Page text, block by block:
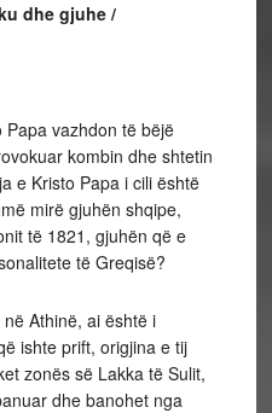
dhe gjuhe /
Papa vazhdon të bëjë
kombin dhe shtetin
e Kristo Papa i cili është
mirë gjuhën shqipe,
të 1821, gjuhën që e
të Greqisë?
Athinë, ai është i
ishte prift, origjina e tij
zonës së Lakka të Sulit,
dhe banohet nga